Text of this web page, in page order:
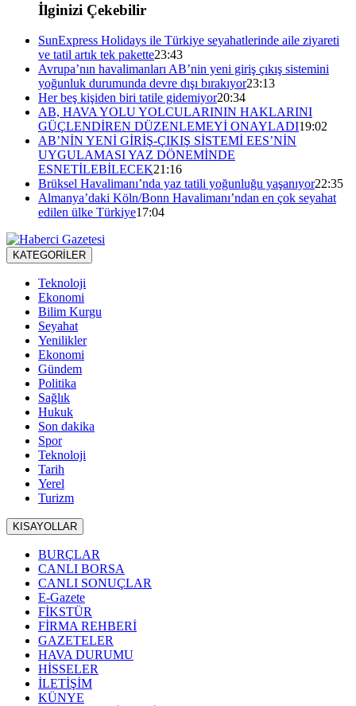
İlginizi Çekebilir
SunExpress Holidays ile Türkiye seyahatlerinde aile ziyareti
ve tatil artık tek pakette23:43
Avrupa’nın havalimanları AB’nin yeni giriş çıkış sistemini
yoğunluk durumunda devre dışı bırakıyor23:13
Her beş kişiden biri tatile gidemiyor20:34
AB, HAVA YOLU YOLCULARININ HAKLARINI
GÜÇLENDİREN DÜZENLEMEYİ ONAYLADI19:02
AB’NİN YENİ GİRİŞ-ÇIKIŞ SİSTEMİ EES’NİN
UYGULAMASI YAZ DÖNEMİNDE
ESNETİLEBİLECEK21:16
Brüksel Havalimanı’nda yaz tatili yoğunluğu yaşanıyor22:35
Almanya’daki Köln/Bonn Havalimanı’ndan en çok seyahat
edilen ülke Türkiye17:04
KATEGORİLER
Teknoloji
Ekonomi
Bilim Kurgu
Seyahat
Yenilikler
Ekonomi
Gündem
Politika
Sağlık
Hukuk
Son dakika
Spor
Teknoloji
Tarih
Yerel
Turizm
KISAYOLLAR
BURÇLAR
CANLI BORSA
CANLI SONUÇLAR
E-Gazete
FİKSTÜR
FİRMA REHBERİ
GAZETELER
HAVA DURUMU
HİSSELER
İLETİŞİM
KÜNYE